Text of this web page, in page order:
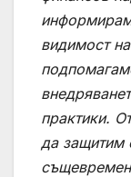
видимост
практики.
да защитим